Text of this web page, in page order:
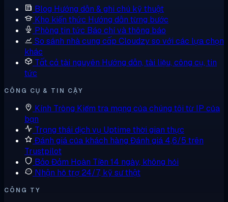
Blog Hướng dẫn & ghi chú kỹ thuật
Kho kiến thức Hướng dẫn từng bước
Phòng tin tức Báo chí và thông báo
So sánh nhà cung cấp Cloudzy so với các lựa chọn
khác
Tất cả tài nguyên Hướng dẫn, tài liệu, công cụ, tin
tức
CÔNG CỤ & TIN CẬY
Kính Tròng Kiểm tra mạng của chúng tôi từ IP của
bạn
Trạng thái dịch vụ Uptime thời gian thực
Đánh giá của khách hàng Đánh giá 4,6/5 trên
Trustpilot
Bảo Đảm Hoàn Tiền 14 ngày, không hỏi
Nhận hỗ trợ 24/7, kỹ sư thật
CÔNG TY